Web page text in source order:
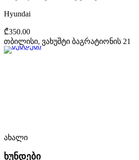
Hyundai
₾350.00
თბილისი, ვახუშტი ბაგრატიონის 21
ახალი
ხუნდები